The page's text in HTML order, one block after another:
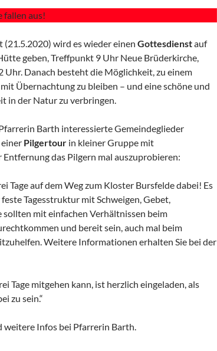
fallen aus!
wird es wieder einen Gottesdienstauf
geben, Treffpunkt 9 Uhr Neue Brüderkirche,
Uhr. Danach besteht die Möglichkeit, zu einem
mit Übernachtung zu bleiben – und eine schöne und
in der Natur zu verbringen.
Barth interessierte Gemeindeglieder
Pilgertour in kleiner Gruppe mit
Entfernung das Pilgern mal auszuprobieren:
Tage auf dem Weg zum Kloster Bursfelde dabei! Es
Tagesstruktur mit Schweigen, Gebet,
sollten mit einfachen Verhältnissen beim
und bereit sein, auch mal beim
Weitere Informationen erhalten Sie bei der
Tage mitgehen kann, ist herzlich eingeladen, als
zu sein.“
weitere Infos bei Pfarrerin Barth.